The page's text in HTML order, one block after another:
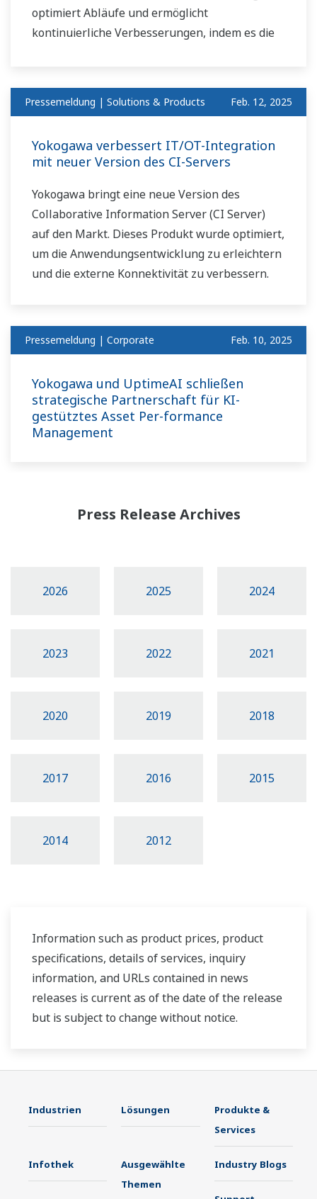
optimiert Abläufe und ermöglicht
kontinuierliche Verbesserungen, indem es die
Pressemeldung | Solutions & Products Feb. 12, 2025
Yokogawa verbessert IT/OT-Integration
mit neuer Version des CI-Servers
Yokogawa bringt eine neue Version des
Collaborative Information Server (CI Server)
auf den Markt. Dieses Produkt wurde optimiert,
um die Anwendungsentwicklung zu erleichtern
und die externe Konnektivität zu verbessern.
Pressemeldung | Corporate Feb. 10, 2025
Yokogawa und UptimeAI schließen
strategische Partnerschaft für KI-
gestütztes Asset Per-formance
Management
Press Release Archives
2026 2025 2024
2023 2022 2021
2020 2019 2018
2017 2016 2015
2014 2012
Information such as product prices, product
specifications, details of services, inquiry
information, and URLs contained in news
releases is current as of the date of the release
but is subject to change without notice.
Industrien Lösungen
Produkte &
Services
Infothek
Ausgewählte
Themen
Industry Blogs